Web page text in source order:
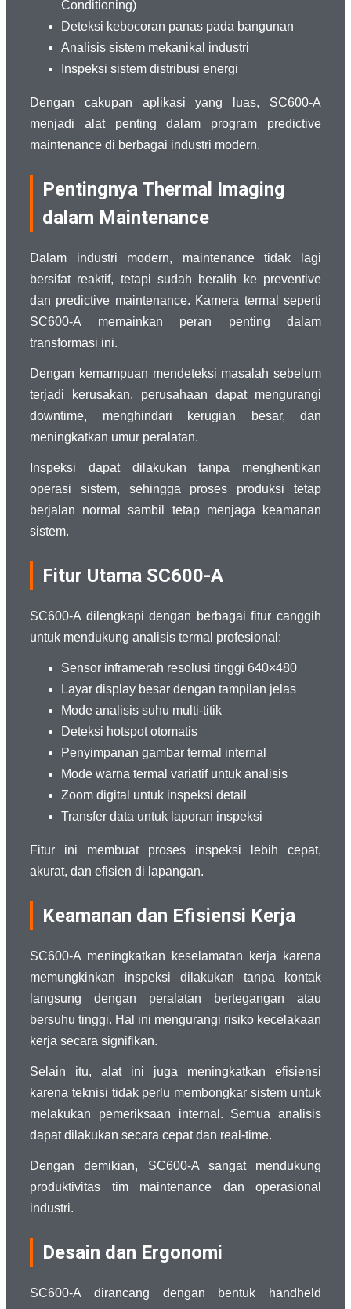
Conditioning)
Deteksi kebocoran panas pada bangunan
Analisis sistem mekanikal industri
Inspeksi sistem distribusi energi
Dengan cakupan aplikasi yang luas, SC600-A
menjadi alat penting dalam program predictive
maintenance di berbagai industri modern.
Pentingnya Thermal Imaging
dalam Maintenance
Dalam industri modern, maintenance tidak lagi
bersifat reaktif, tetapi sudah beralih ke preventive
dan predictive maintenance. Kamera termal seperti
SC600-A memainkan peran penting dalam
transformasi ini.
Dengan kemampuan mendeteksi masalah sebelum
terjadi kerusakan, perusahaan dapat mengurangi
downtime, menghindari kerugian besar, dan
meningkatkan umur peralatan.
Inspeksi dapat dilakukan tanpa menghentikan
operasi sistem, sehingga proses produksi tetap
berjalan normal sambil tetap menjaga keamanan
sistem.
Fitur Utama SC600-A
SC600-A dilengkapi dengan berbagai fitur canggih
untuk mendukung analisis termal profesional:
Sensor inframerah resolusi tinggi 640×480
Layar display besar dengan tampilan jelas
Mode analisis suhu multi-titik
Deteksi hotspot otomatis
Penyimpanan gambar termal internal
Mode warna termal variatif untuk analisis
Zoom digital untuk inspeksi detail
Transfer data untuk laporan inspeksi
Fitur ini membuat proses inspeksi lebih cepat,
akurat, dan efisien di lapangan.
Keamanan dan Efisiensi Kerja
SC600-A meningkatkan keselamatan kerja karena
memungkinkan inspeksi dilakukan tanpa kontak
langsung dengan peralatan bertegangan atau
bersuhu tinggi. Hal ini mengurangi risiko kecelakaan
kerja secara signifikan.
Selain itu, alat ini juga meningkatkan efisiensi
karena teknisi tidak perlu membongkar sistem untuk
melakukan pemeriksaan internal. Semua analisis
dapat dilakukan secara cepat dan real-time.
Dengan demikian, SC600-A sangat mendukung
produktivitas tim maintenance dan operasional
industri.
Desain dan Ergonomi
SC600-A dirancang dengan bentuk handheld